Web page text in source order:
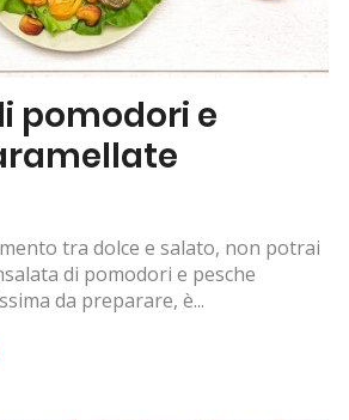
pomodori e
tra dolce e salato, non potrai
di pomodori e pesche
da preparare, è...